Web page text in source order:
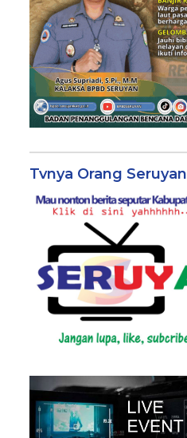
Tvnya Orang Seruyan